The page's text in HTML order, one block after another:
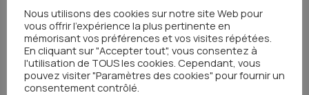
Annonce en cancérologie
Intégration des soins de support dans les
parcours de soins en oncologie
Nous utilisons des cookies sur notre site Web pour
vous offrir l'expérience la plus pertinente en
mémorisant vos préférences et vos visites répétées.
En cliquant sur "Accepter tout", vous consentez à
l'utilisation de TOUS les cookies. Cependant, vous
pouvez visiter "Paramètres des cookies" pour fournir un
consentement contrôlé.